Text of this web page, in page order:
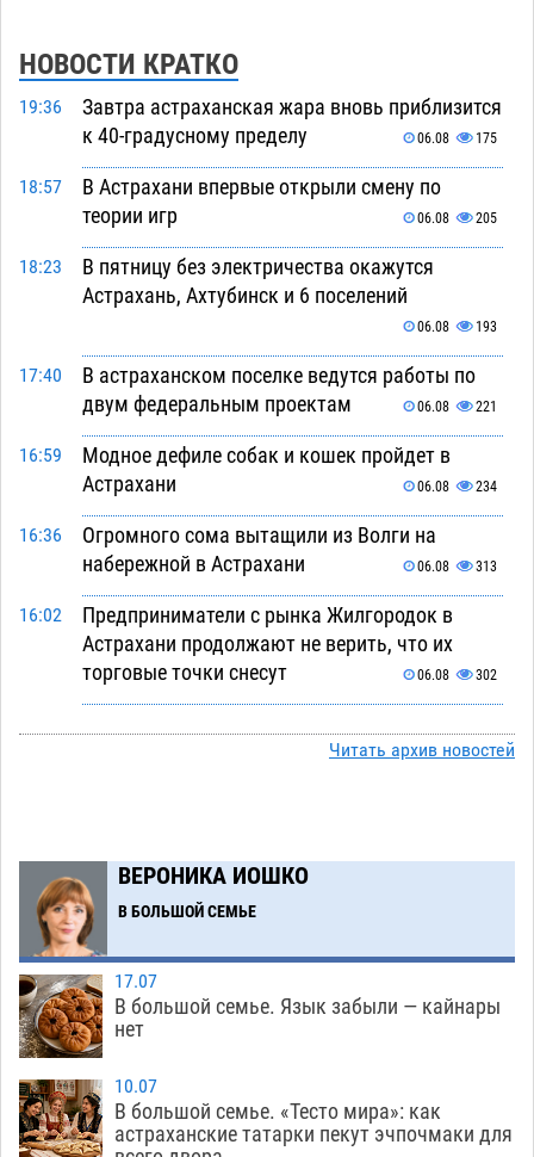
НОВОСТИ КРАТКО
19:36
Завтра астраханская жара вновь приблизится
к 40-градусному пределу
06.08 175
18:57
В Астрахани впервые открыли смену по
теории игр
06.08 205
18:23
В пятницу без электричества окажутся
Астрахань, Ахтубинск и 6 поселений
06.08 193
17:40
В астраханском поселке ведутся работы по
двум федеральным проектам
06.08 221
16:59
Модное дефиле собак и кошек пройдет в
Астрахани
06.08 234
16:36
Огромного сома вытащили из Волги на
набережной в Астрахани
06.08 313
16:02
Предприниматели с рынка Жилгородок в
Астрахани продолжают не верить, что их
торговые точки снесут
06.08 302
на новой серебряной монете Банка России
в музее Пушкина в Москве
06.08 223
13:50
Мэрия Астрахани переводит городские
зеленые зоны на автоматический полив
13:13
Скончался второй ребенок после пожара в
Астрахани
12:49
Астраханские гандболисты с крупной победы
стартовали на Всероссийской Спартакиаде
Читать архив новостей
ВЕРОНИКА ИОШКО
В БОЛЬШОЙ СЕМЬЕ
17.07
В большой семье. Язык забыли — кайнары
нет
10.07
В большой семье. «Тесто мира»: как
астраханские татарки пекут эчпочмаки для